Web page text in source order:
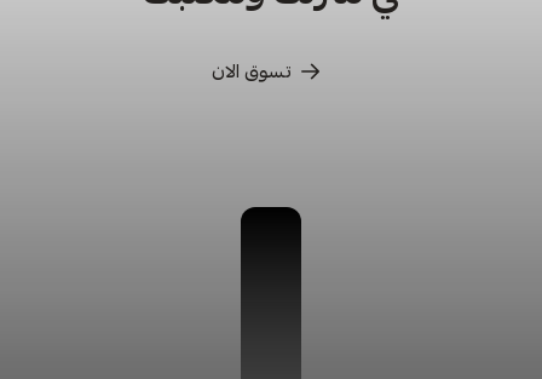
تسوق الان